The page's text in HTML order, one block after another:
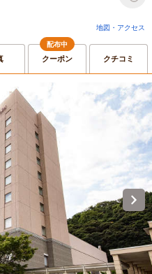
地図・アクセス
配布中
クーポン クチコミ